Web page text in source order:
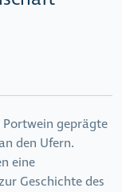
Portwein geprägte
den Ufern.
eine
Geschichte des